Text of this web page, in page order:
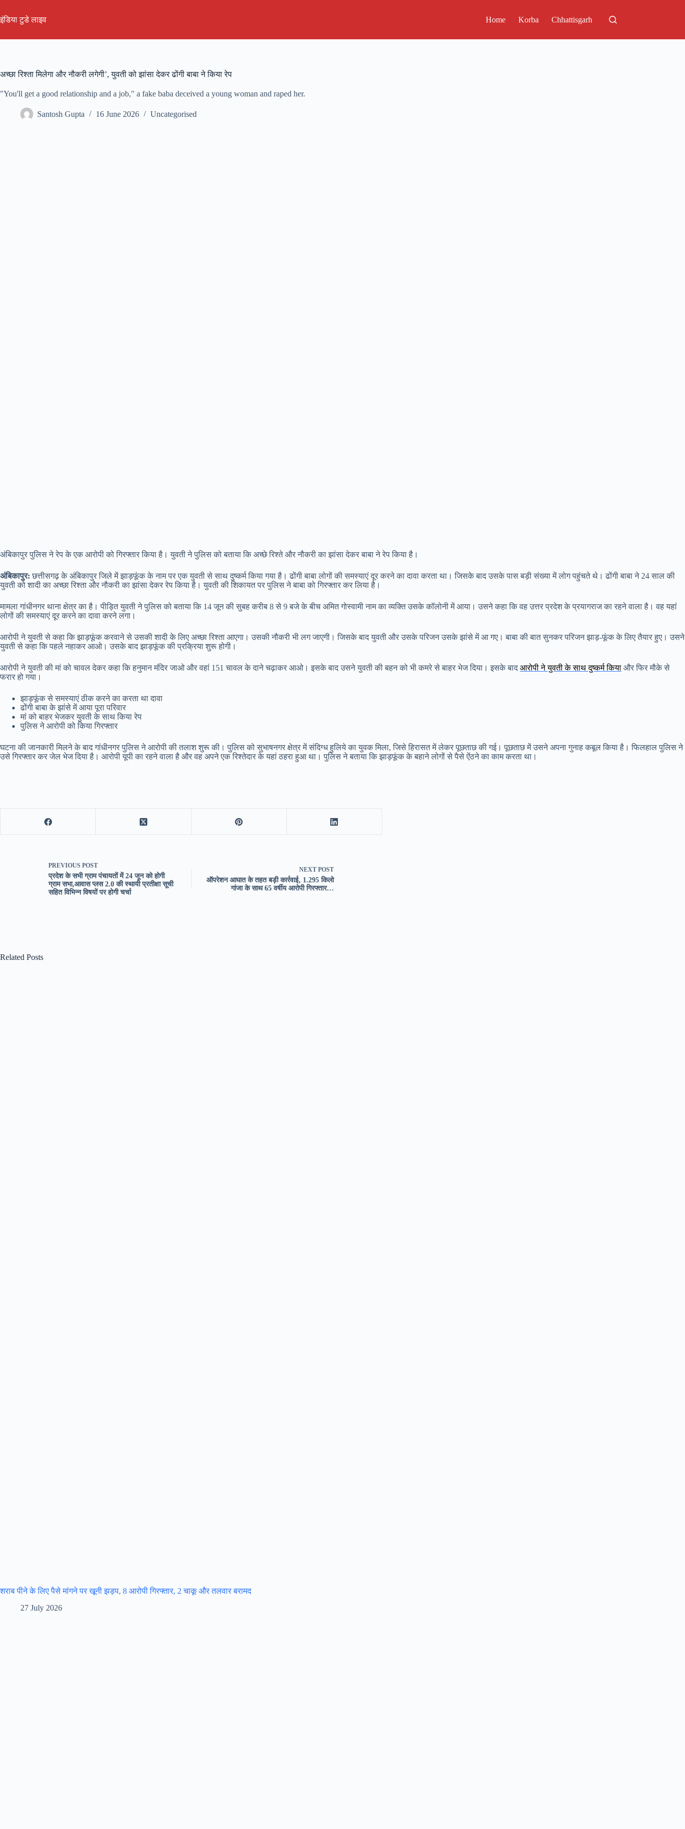
content
इंडिया टुडे लाइव Home Korba Chhattisgarh
अच्छा रिश्ता मिलेगा और नौकरी लगेगी’, युवती को झांसा देकर ढोंगी बाबा ने किया रेप
"You'll get a good relationship and a job," a fake baba deceived a young woman and raped her.
Santosh Gupta 16 June 2026 Uncategorised
अंबिकापुर पुलिस ने रेप के एक आरोपी को गिरफ्तार किया है। युवती ने पुलिस को बताया कि अच्छे रिश्ते और नौकरी का झांसा देकर बाबा ने रेप किया है।
अंबिकापुर: छत्तीसगढ़ के अंबिकापुर जिले में झाड़फूंक के नाम पर एक युवती से साथ दुष्कर्म किया गया है। ढोंगी बाबा लोगों की समस्याएं दूर करने का दावा करता था। जिसके बाद उसके पास बड़ी संख्या में लोग पहुंचते थे। ढोंगी बाबा ने 24 साल की
युवती को शादी का अच्छा रिश्ता और नौकरी का झांसा देकर रेप किया है। युवती की शिकायत पर पुलिस ने बाबा को गिरफ्तार कर लिया है।
मामला गांधीनगर थाना क्षेत्र का है। पीड़ित युवती ने पुलिस को बताया कि 14 जून की सुबह करीब 8 से 9 बजे के बीच अमित गोस्वामी नाम का व्यक्ति उसके कॉलोनी में आया। उसने कहा कि वह उत्तर प्रदेश के प्रयागराज का रहने वाला है। वह यहां
लोगों की समस्याएं दूर करने का दावा करने लगा।
आरोपी ने युवती से कहा कि झाड़फूंक करवाने से उसकी शादी के लिए अच्छा रिश्ता आएगा। उसकी नौकरी भी लग जाएगी। जिसके बाद युवती और उसके परिजन उसके झांसे में आ गए। बाबा की बात सुनकर परिजन झाड़-फूंक के लिए तैयार हुए। उसने
युवती से कहा कि पहले नहाकर आओ। उसके बाद झाड़फूंक की प्रक्रिया शुरू होगी।
आरोपी ने युवती की मां को चावल देकर कहा कि हनुमान मंदिर जाओ और वहां 151 चावल के दाने चढ़ाकर आओ। इसके बाद उसने युवती की बहन को भी कमरे से बाहर भेज दिया। इसके बादआरोपी ने युवती के साथ दुष्कर्म किया और फिर मौके से
फरार हो गया।
झाड़फूंक से समस्याएं ठीक करने का करता था दावा
ढोंगी बाबा के झांसे में आया पूरा परिवार
मां को बाहर भेजकर युवती के साथ किया रेप
पुलिस ने आरोपी को किया गिरफ्तार
घटना की जानकारी मिलने के बाद गांधीनगर पुलिस ने आरोपी की तलाश शुरू की। पुलिस को सुभाषनगर क्षेत्र में संदिग्ध हुलिये का युवक मिला, जिसे हिरासत में लेकर पूछताछ की गई। पूछताछ में उसने अपना गुनाह कबूल किया है। फिलहाल पुलिस ने
उसे गिरफ्तार कर जेल भेज दिया है। आरोपी यूपी का रहने वाला है और वह अपने एक रिश्तेदार के यहां ठहरा हुआ था। पुलिस ने बताया कि झाड़फूंक के बहाने लोगों से पैसे ऐंठने का काम करता था।
PREVIOUS POST
प्रदेश के सभी ग्राम पंचायतों में 24 जून को होगी
ग्राम सभा,आवास प्लस 2.0 की स्थायी प्रतीक्षा सूची
सहित विभिन्न विषयों पर होगी चर्चा
NEXT POST
ऑपरेशन आघात के तहत बड़ी कार्रवाई, 1.295 किलो
गांजा के साथ 65 वर्षीय आरोपी गिरफ्तार…
Related Posts
शराब पीने के लिए पैसे मांगने पर खूनी झड़प, 8 आरोपी गिरफ्तार, 2 चाकू और तलवार बरामद
27 July 2026